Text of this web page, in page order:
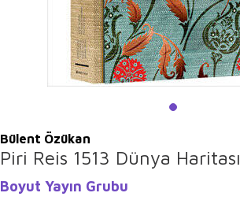
Bülent Özükan
Piri Reis 1513 Dünya Haritası
Boyut Yayın Grubu